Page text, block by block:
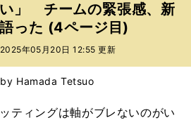
」 チームの緊張感、新
った (4ページ目)
2025年05月20日 12:55 更新
Hamada Tetsuo
ティングは軸がブレないのがい